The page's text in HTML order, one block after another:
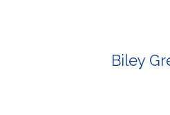
Biley